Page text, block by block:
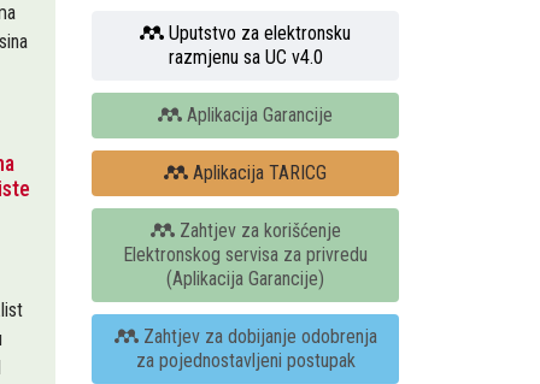
Uputstvo za elektronsku
razmjenu sa UC v4.0
Aplikacija Garancije
Aplikacija TARICG
Zahtjev za korišćenje
Elektronskog servisa za privredu
(Aplikacija Garancije)
Zahtjev za dobijanje odobrenja
za pojednostavljeni postupak